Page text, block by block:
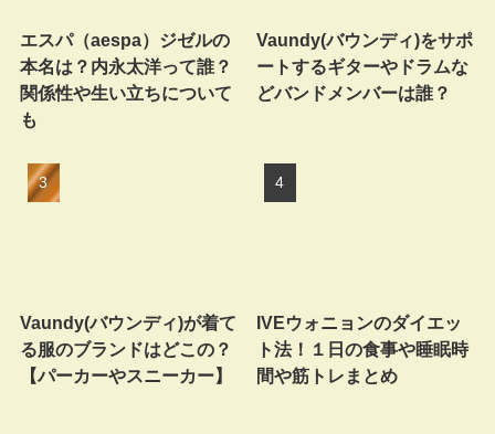
エスパ（aespa）ジゼルの
本名は？内永太洋って誰？
関係性や生い立ちについて
も
Vaundy(バウンディ)をサポ
ートするギターやドラムな
どバンドメンバーは誰？
Vaundy(バウンディ)が着て
る服のブランドはどこの？
【パーカーやスニーカー】
IVEウォニョンのダイエッ
ト法！１日の食事や睡眠時
間や筋トレまとめ